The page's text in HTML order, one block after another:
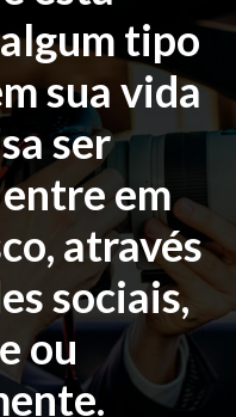
tipo
sua vida
ser
em
através
sociais,
ou